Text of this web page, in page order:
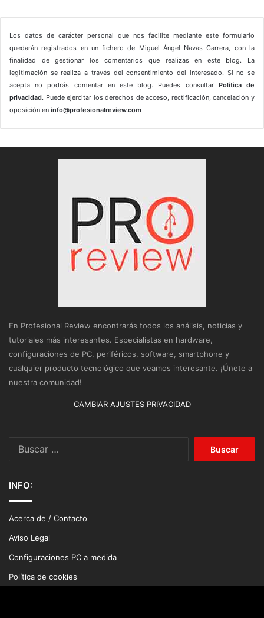
Los datos de carácter personal que nos facilite mediante este formulario
quedarán registrados en un fichero de Miguel Ángel Navas Carrera, con la
finalidad de gestionar los comentarios que realizas en este blog. La
legitimación se realiza a través del consentimiento del interesado. Si no se
acepta no podrás comentar en este blog. Puedes consultar Política de
privacidad. Puede ejercitar los derechos de acceso, rectificación, cancelación y
oposición en info@profesionalreview.com
En Profesional Review encontrarás todos los análisis, noticias y
tutoriales más interesantes. Especialistas en hardware,
configuraciones de PC, periféricos, software, smartphone y
cualquier producto tecnológico que veamos interesante. ¡Únete a
nuestra comunidad!
CAMBIAR AJUSTES PRIVACIDAD
INFO:
Acerca de / Contacto
Aviso Legal
Configuraciones PC a medida
Política de cookies